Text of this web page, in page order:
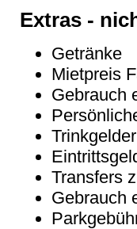
Extras -
Getränke
Mietpreis
Gebrauch
Transfers
Gebrauch